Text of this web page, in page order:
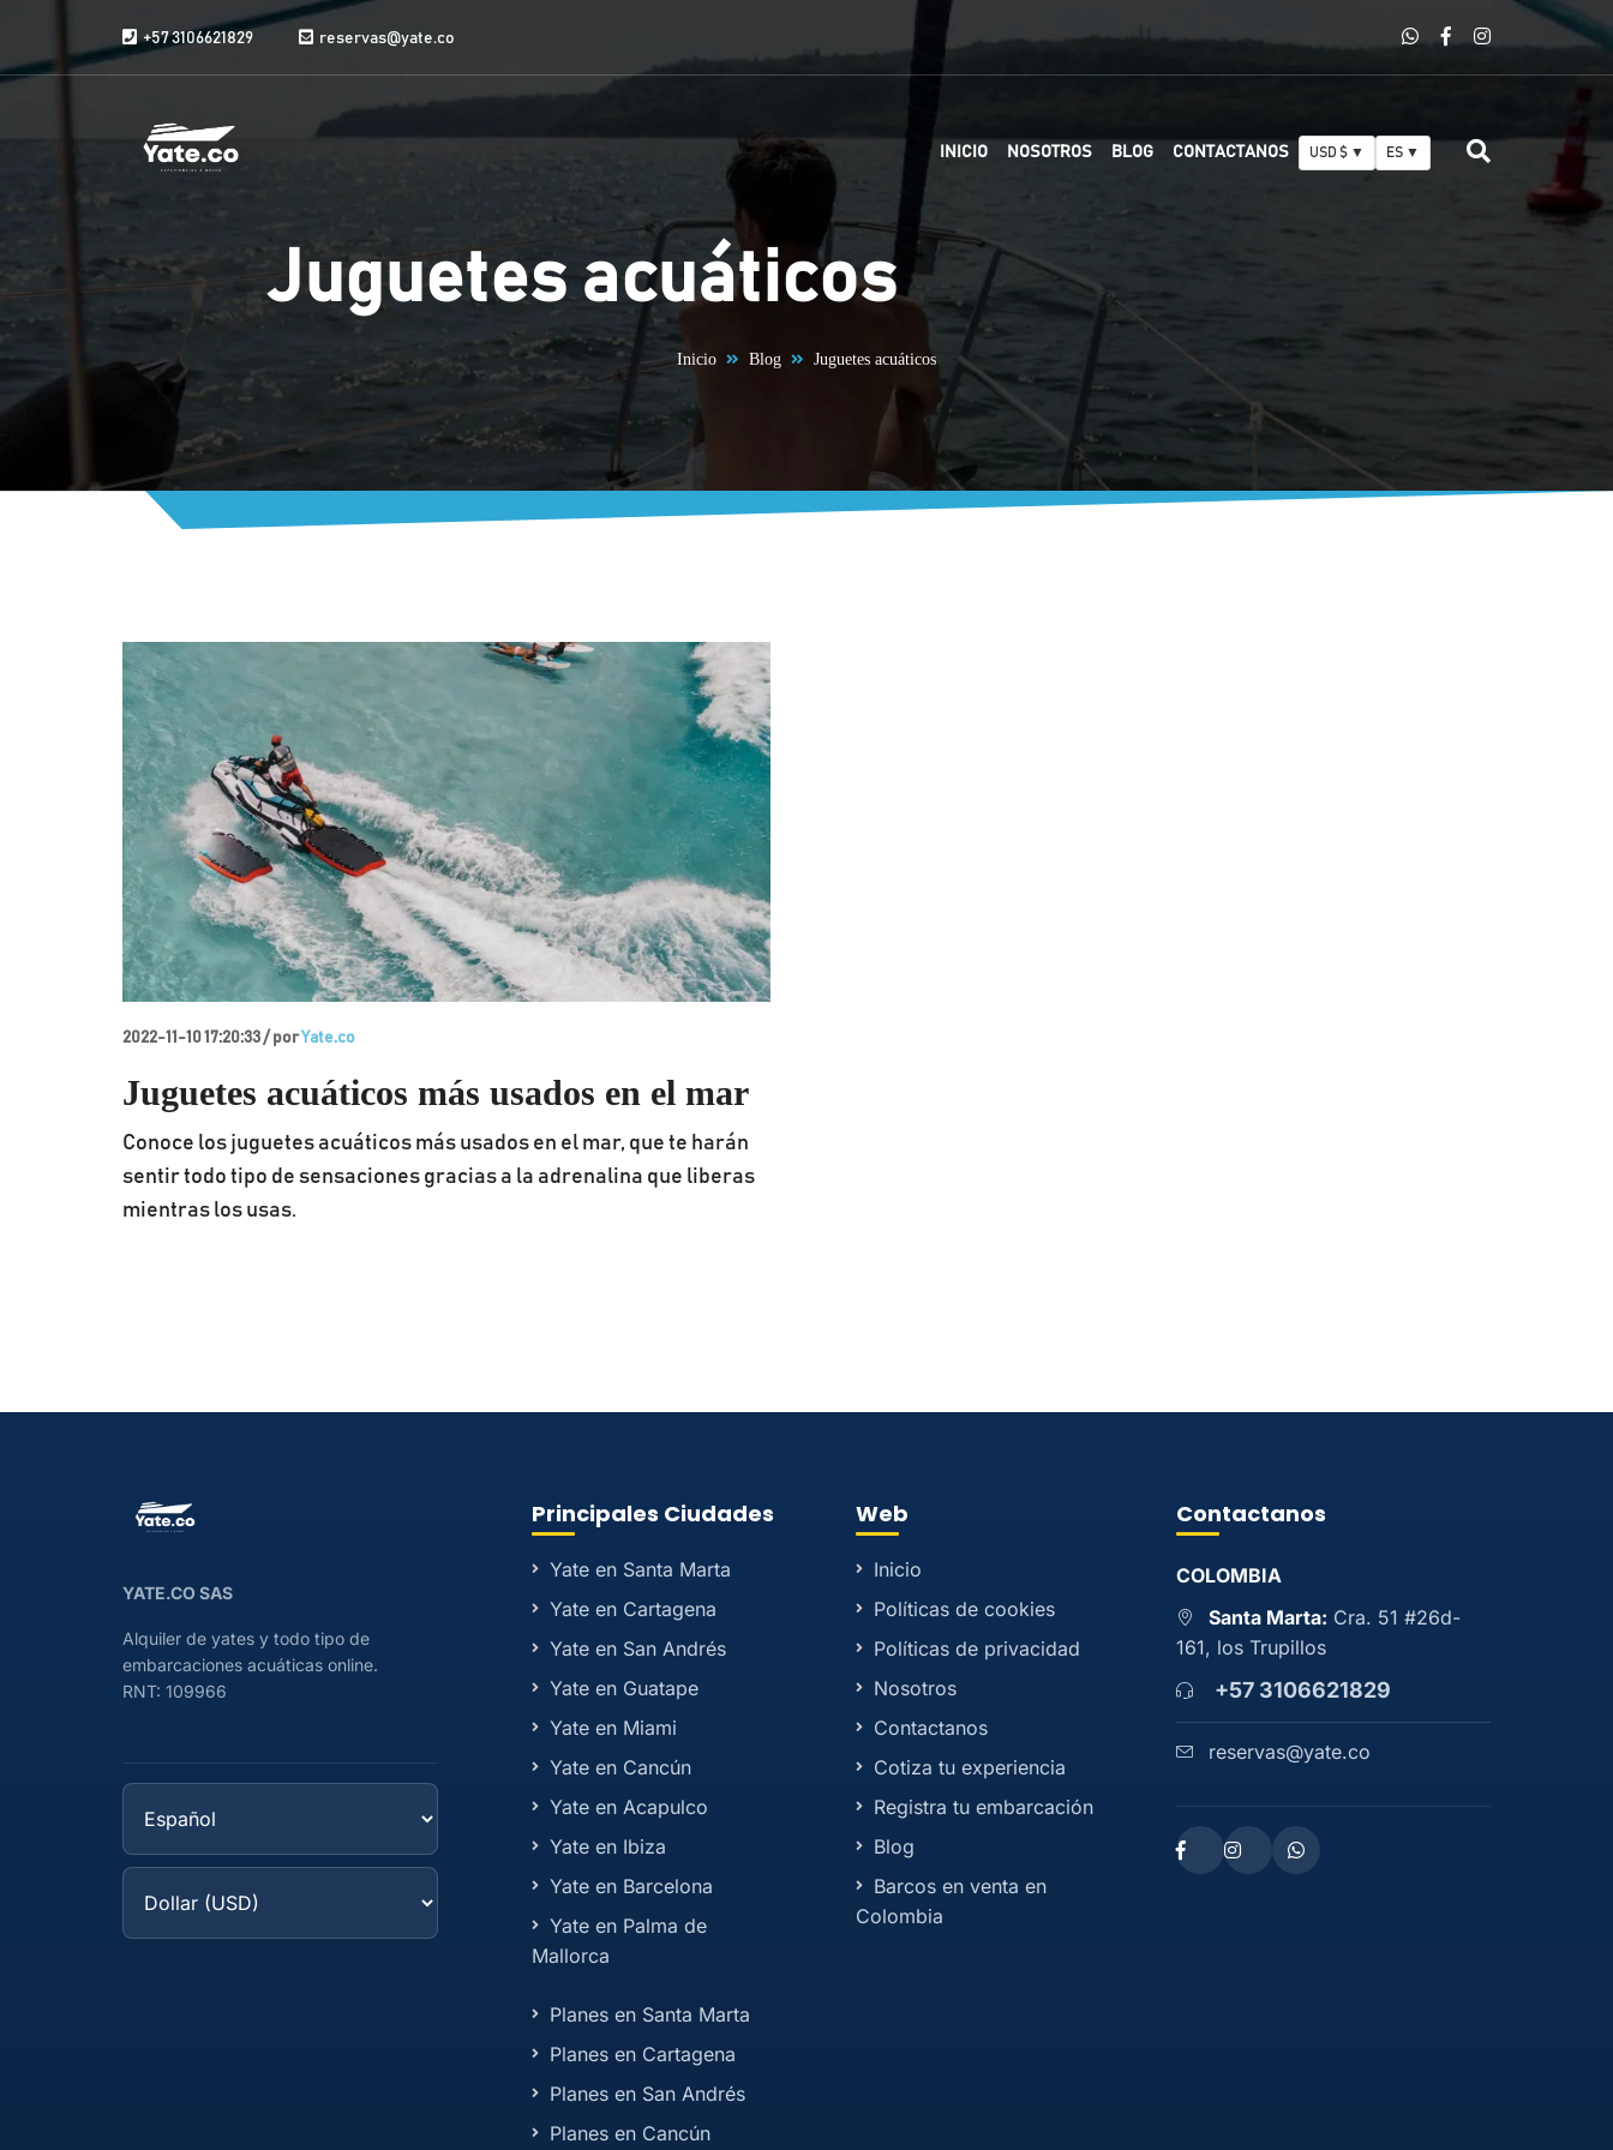
+57 3106621829 reservas@yate.co
INICIO NOSOTROS BLOG CONTACTANOS USD $ ▼ ES ▼
Juguetes acuáticos
Inicio Blog Juguetes acuáticos
2022-11-10 17:20:33 / porYate.co
Juguetes acuáticos más usados en el mar
Conoce los juguetes acuáticos más usados en el mar, que te harán
sentir todo tipo de sensaciones gracias a la adrenalina que liberas
mientras los usas.
YATE.CO SAS
Alquiler de yates y todo tipo de
embarcaciones acuáticas online.
RNT: 109966
Principales Ciudades
Yate en Santa Marta
Yate en Cartagena
Yate en San Andrés
Yate en Guatape
Yate en Miami
Yate en Cancún
Yate en Acapulco
Yate en Ibiza
Yate en Barcelona
Yate en Palma de
Mallorca
Planes en Santa Marta
Planes en Cartagena
Planes en San Andrés
Planes en Cancún
Web
Inicio
Políticas de cookies
Políticas de privacidad
Nosotros
Contactanos
Cotiza tu experiencia
Registra tu embarcación
Blog
Barcos en venta en
Colombia
Contactanos
COLOMBIA
Santa Marta: Cra. 51 #26d-
161, los Trupillos
+57 3106621829
reservas@yate.co